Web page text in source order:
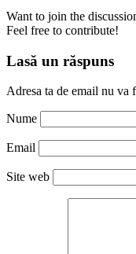
Want to join the
Feel free to contribute!
Lasă un răspuns
Adresa ta de email nu va
Nume
Email
Site web